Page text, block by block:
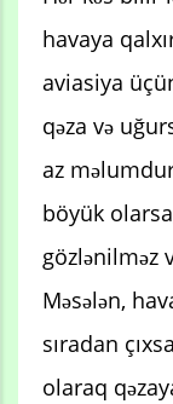
havaya
aviasiya
qəza və
az
böyük
gözlənilməz
Məsələn,
sıradan
olaraq